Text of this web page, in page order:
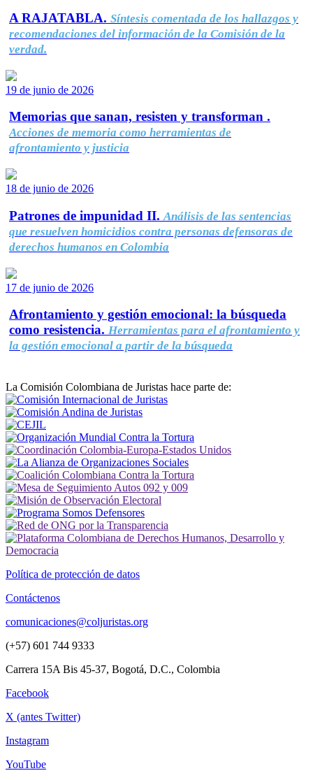
A RAJATABLA. Síntesis comentada de los hallazgos y
recomendaciones del información de la Comisión de la
verdad.
19 de junio de 2026
Memorias que sanan, resisten y transforman .
Acciones de memoria como herramientas de
afrontamiento y justicia
18 de junio de 2026
Patrones de impunidad II. Análisis de las sentencias
que resuelven homicidios contra personas defensoras de
derechos humanos en Colombia
17 de junio de 2026
Afrontamiento y gestión emocional: la búsqueda
como resistencia. Herramientas para el afrontamiento y
la gestión emocional a partir de la búsqueda
La Comisión Colombiana de Juristas hace parte de:
Política de protección de datos
Contáctenos
comunicaciones@coljuristas.org
(+57) 601 744 9333
Carrera 15A Bis 45-37, Bogotá, D.C., Colombia
Facebook
X (antes Twitter)
Instagram
YouTube